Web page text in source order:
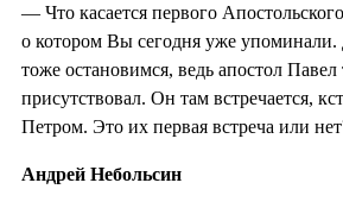
— Что касается первого
о котором Вы сегодня уже упоминали.
тоже остановимся, ведь апостол
присутствовал. Он там встречается,
Петром. Это их первая встреча или
Андрей Небольсин